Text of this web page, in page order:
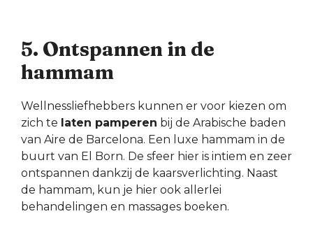
5. Ontspannen in de
hammam
Wellnessliefhebbers kunnen er voor kiezen om
zich te laten pamperen bij de Arabische baden
van Aire de Barcelona. Een luxe hammam in de
buurt van El Born. De sfeer hier is intiem en zeer
ontspannen dankzij de kaarsverlichting. Naast
de hammam, kun je hier ook allerlei
behandelingen en massages boeken.